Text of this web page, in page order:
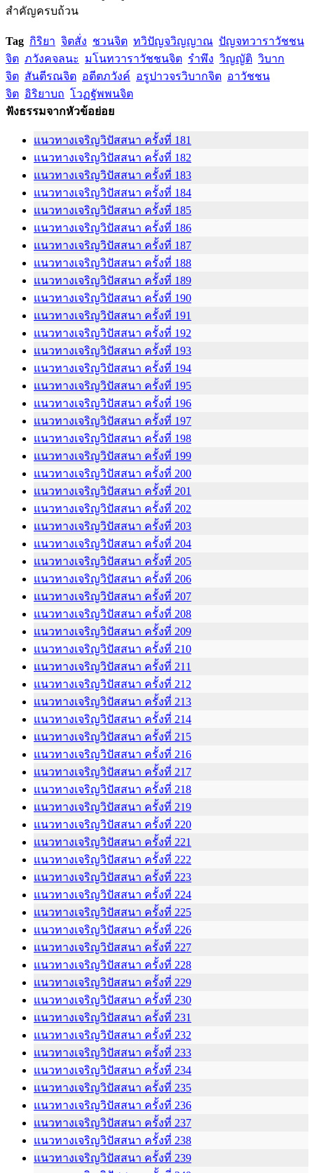
สำคัญครบถ้วน
Tag กิริยา จิตสั่ง ชวนจิต ทวิปัญจวิญญาณ ปัญจทวาราวัชชน
จิต ภวังคจลนะ มโนทวาราวัชชนจิต รำพึง วิญญัติ วิบาก
จิต สันตีรณจิต อตีตภวังค์ อรูปาวจรวิบากจิต อาวัชชน
จิต อิริยาบถ โวฏฐัพพนจิต
ฟังธรรมจากหัวข้อย่อย
แนวทางเจริญวิปัสสนา ครั้งที่ 181
แนวทางเจริญวิปัสสนา ครั้งที่ 182
แนวทางเจริญวิปัสสนา ครั้งที่ 183
แนวทางเจริญวิปัสสนา ครั้งที่ 184
แนวทางเจริญวิปัสสนา ครั้งที่ 185
แนวทางเจริญวิปัสสนา ครั้งที่ 186
แนวทางเจริญวิปัสสนา ครั้งที่ 187
แนวทางเจริญวิปัสสนา ครั้งที่ 188
แนวทางเจริญวิปัสสนา ครั้งที่ 189
แนวทางเจริญวิปัสสนา ครั้งที่ 190
แนวทางเจริญวิปัสสนา ครั้งที่ 191
แนวทางเจริญวิปัสสนา ครั้งที่ 192
แนวทางเจริญวิปัสสนา ครั้งที่ 193
แนวทางเจริญวิปัสสนา ครั้งที่ 194
แนวทางเจริญวิปัสสนา ครั้งที่ 195
แนวทางเจริญวิปัสสนา ครั้งที่ 196
แนวทางเจริญวิปัสสนา ครั้งที่ 197
แนวทางเจริญวิปัสสนา ครั้งที่ 198
แนวทางเจริญวิปัสสนา ครั้งที่ 199
แนวทางเจริญวิปัสสนา ครั้งที่ 200
แนวทางเจริญวิปัสสนา ครั้งที่ 201
แนวทางเจริญวิปัสสนา ครั้งที่ 202
แนวทางเจริญวิปัสสนา ครั้งที่ 203
แนวทางเจริญวิปัสสนา ครั้งที่ 204
แนวทางเจริญวิปัสสนา ครั้งที่ 205
แนวทางเจริญวิปัสสนา ครั้งที่ 206
แนวทางเจริญวิปัสสนา ครั้งที่ 207
แนวทางเจริญวิปัสสนา ครั้งที่ 208
แนวทางเจริญวิปัสสนา ครั้งที่ 209
แนวทางเจริญวิปัสสนา ครั้งที่ 210
แนวทางเจริญวิปัสสนา ครั้งที่ 211
แนวทางเจริญวิปัสสนา ครั้งที่ 212
แนวทางเจริญวิปัสสนา ครั้งที่ 213
แนวทางเจริญวิปัสสนา ครั้งที่ 214
แนวทางเจริญวิปัสสนา ครั้งที่ 215
แนวทางเจริญวิปัสสนา ครั้งที่ 216
แนวทางเจริญวิปัสสนา ครั้งที่ 217
แนวทางเจริญวิปัสสนา ครั้งที่ 218
แนวทางเจริญวิปัสสนา ครั้งที่ 219
แนวทางเจริญวิปัสสนา ครั้งที่ 220
แนวทางเจริญวิปัสสนา ครั้งที่ 221
แนวทางเจริญวิปัสสนา ครั้งที่ 222
แนวทางเจริญวิปัสสนา ครั้งที่ 223
แนวทางเจริญวิปัสสนา ครั้งที่ 224
แนวทางเจริญวิปัสสนา ครั้งที่ 225
แนวทางเจริญวิปัสสนา ครั้งที่ 226
แนวทางเจริญวิปัสสนา ครั้งที่ 227
แนวทางเจริญวิปัสสนา ครั้งที่ 228
แนวทางเจริญวิปัสสนา ครั้งที่ 229
แนวทางเจริญวิปัสสนา ครั้งที่ 230
แนวทางเจริญวิปัสสนา ครั้งที่ 231
แนวทางเจริญวิปัสสนา ครั้งที่ 232
แนวทางเจริญวิปัสสนา ครั้งที่ 233
แนวทางเจริญวิปัสสนา ครั้งที่ 234
แนวทางเจริญวิปัสสนา ครั้งที่ 235
แนวทางเจริญวิปัสสนา ครั้งที่ 236
แนวทางเจริญวิปัสสนา ครั้งที่ 237
แนวทางเจริญวิปัสสนา ครั้งที่ 238
แนวทางเจริญวิปัสสนา ครั้งที่ 239